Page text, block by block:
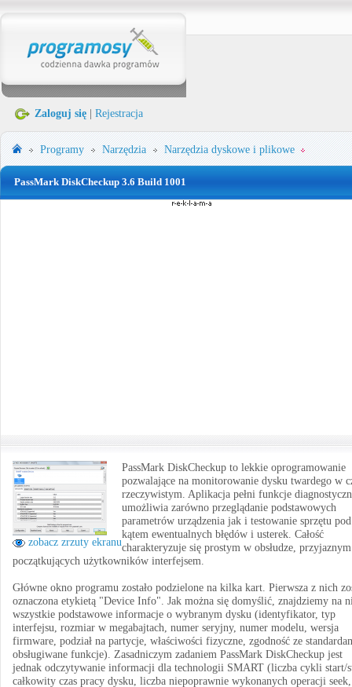
Zaloguj się Rejestracja
Programy Narzędzia Narzędzia dyskowe i plikowe
PassMark DiskCheckup 3.6 Build 1001
zobacz zrzuty ekranu
PassMark DiskCheckup to lekkie oprogramowanie
pozwalające na monitorowanie dysku twardego w
rzeczywistym. Aplikacja pełni funkcje
umożliwia zarówno przeglądanie podstawowych
parametrów urządzenia jak i testowanie sprzętu pod
kątem ewentualnych błędów i usterek. Całość
charakteryzuje się prostym w obsłudze,
początkujących użytkowników interfejsem.
Główne okno programu zostało podzielone na kilka kart. Pierwsza z nich
oznaczona etykietą "Device Info". Jak można się domyślić, znajdziemy na
wszystkie podstawowe informacje o wybranym dysku (identyfikator, typ
interfejsu, rozmiar w megabajtach, numer seryjny, numer modelu, wersja
firmware, podział na partycje, właściwości fizyczne, zgodność ze
obsługiwane funkcje). Zasadniczym zadaniem PassMark DiskCheckup jest
jednak odczytywanie informacji dla technologii SMART (liczba cykli start/
całkowity czas pracy dysku, liczba niepoprawnie wykonanych operacji seek,